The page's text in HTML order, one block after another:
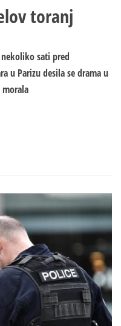
toranj
sati pred
u Parizu desila se drama u